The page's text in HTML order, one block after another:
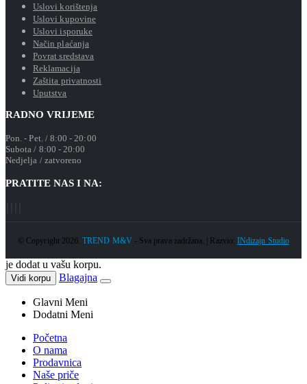
Uslovi korištenja
Uslovi kupovine
Uslovi isporuke
Način plaćanja
Povrat sredstava
Reklamacija
Zaštita privatnosti
Uputstva
RADNO VRIJEME
Pon. - Pet. / 8:00 - 20:00
Subota / 8:00 - 20:00
Nedjelja / zatvoreno
PRATITE NAS I NA:
© Copyright 2026.TREND M&V- Sva prava zadržana. | Razvio: INdizajn Studio
je dodat u vašu korpu.
Vidi korpu Blagajna
Glavni Meni
Dodatni Meni
Početna
O nama
Prodavnica
Naše priče